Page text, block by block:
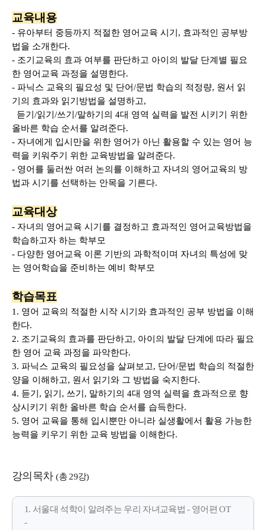
교육내용
- 유아부터 중등까지 적절한 영어교육 시기, 효과적인 공부방
법을 소개한다.
- 조기교육의 효과 여부를 판단하고 아이의 발달 단계별 필요
한 영어교육 과정을 설명한다.
- 파닉스 교육의 필요성 및 단어/문법 학습의 적정량, 원서 읽
기의 효과와 읽기방법을 설명하고,
듣기/읽기/쓰기/말하기의 4대 영역 실력을 발전 시키기 위한
올바른 학습 순서를 알려준다.
- 자녀에게 입시만을 위한 영어가 아닌 활용할 수 있는 영어 능
력을 키워주기 위한 교육방법을 알려준다.
- 영어를 둘러싼 여러 논의를 이해하고 자녀의 영어교육의 방
법과 시기를 선택하는 안목을 기른다.
교육대상
- 자녀의 영어교육 시기를 결정하고 효과적인 영어교육방법을
학습하고자 하는 학부모
- 다양한 영어교육 이론 기반의 과학적이며 자녀의 특성에 맞
는 영어학습을 준비하는 예비 학부모
학습목표
1. 영어 교육의 적절한 시작 시기와 효과적인 공부 방법을 이해
한다.
2. 조기교육의 효과를 판단하고, 아이의 발달 단계에 따라 필요
한 영어 교육 과정을 파악한다.
3. 파닉스 교육의 필요성을 살펴보고, 단어/문법 학습의 적절한
양을 이해하고, 원서 읽기와 그 방법을 숙지한다.
4. 듣기, 읽기, 쓰기, 말하기의 4대 영역 실력을 효과적으로 향
상시키기 위한 올바른 학습 순서를 습득한다.
5. 영어 교육을 통해 입시뿐만 아니라 실생활에서 활용 가능한
능력을 키우기 위한 교육 방법을 이해한다.
강의목차 (총 29강)
1. 서울대 석학이 알려주는 우리 자녀교육법 - 영어편 OT
-